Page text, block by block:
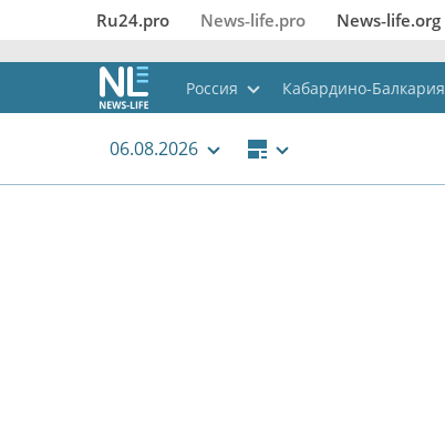
Ru24.pro News‑life.pro News‑life.org
Россия Кабардино-Балкария
06.08.2026